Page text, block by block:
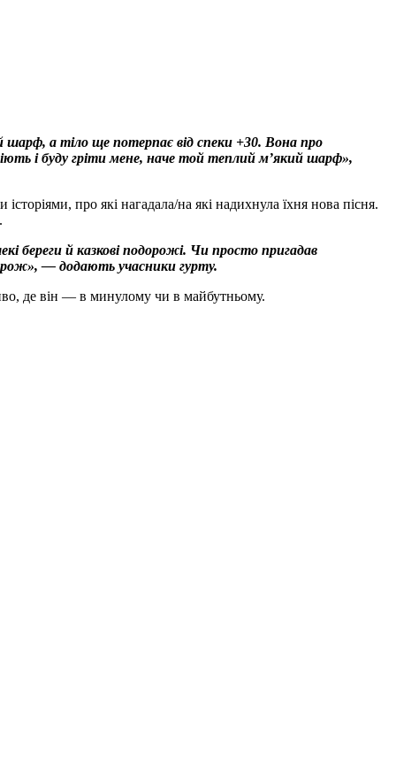
шарф, а тіло ще потерпає від спеки +30. Вона про
і буду гріти мене, наче той теплий мʼякий шарф»,
про які нагадала/на які надихнула їхня нова пісня.
береги й казкові подорожі. Чи просто пригадав
— додають учасники гурту.
де він — в минулому чи в майбутньому.